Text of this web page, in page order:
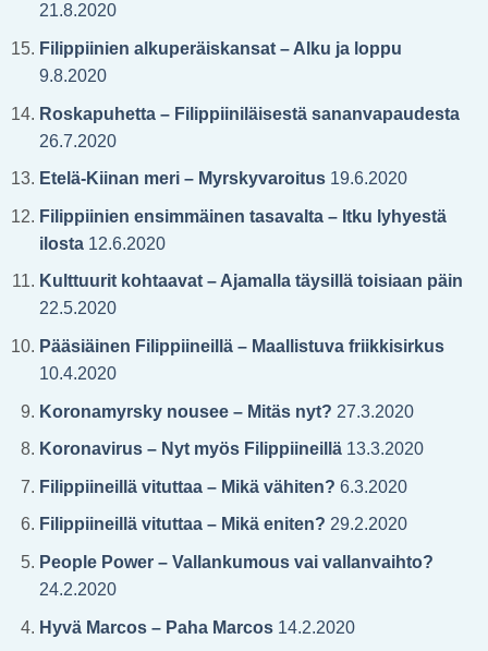
21.8.2020
Filippiinien alkuperäiskansat – Alku ja loppu
9.8.2020
Roskapuhetta – Filippiiniläisestä sananvapaudesta
26.7.2020
Etelä-Kiinan meri – Myrskyvaroitus19.6.2020
Filippiinien ensimmäinen tasavalta – Itku lyhyestä
ilosta12.6.2020
Kulttuurit kohtaavat – Ajamalla täysillä toisiaan päin
22.5.2020
Pääsiäinen Filippiineillä – Maallistuva friikkisirkus
10.4.2020
Koronamyrsky nousee – Mitäs nyt? 27.3.2020
Koronavirus – Nyt myös Filippiineillä13.3.2020
Filippiineillä vituttaa – Mikä vähiten? 6.3.2020
Filippiineillä vituttaa – Mikä eniten? 29.2.2020
People Power – Vallankumous vai vallanvaihto?
24.2.2020
Hyvä Marcos – Paha Marcos14.2.2020